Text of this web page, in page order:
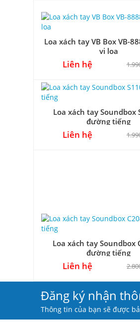
Loa xách tay VB Box VB-
vị loa
Liên hệ
Loa xách tay Soundbox
đường tiếng
Liên hệ
Loa xách tay Soundbox
đường tiếng
Liên hệ
Đăng ký nhận
Thông tin của bạn sẽ được